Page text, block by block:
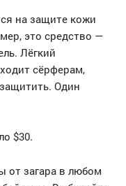
на защите кожи
это средство —
Лёгкий
сёрферам,
Один
$30.
от загара в любом